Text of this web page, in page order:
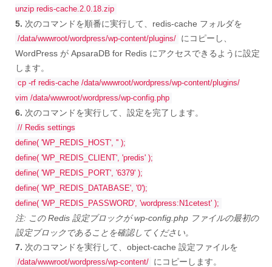
unzip redis-cache.2.0.18.zip
5. 次のコマンドを順番に実行して、redis-cache フォルダを
/data/wwwroot/wordpress/wp-content/plugins/
にコピーし、
WordPress が ApsaraDB for Redis にアクセスできるように設定
します。
cp -rf redis-cache /data/wwwroot/wordpress/wp-content/plugins/
vim /data/wwwroot/wordpress/wp-config.php
6. 次のコマンドを実行して、設定を完了します。
// Redis settings
define( 'WP_REDIS_HOST', '' );
define( 'WP_REDIS_CLIENT', 'predis' );
define( 'WP_REDIS_PORT', '6379' );
define( 'WP_REDIS_DATABASE', '0');
define( 'WP_REDIS_PASSWORD', 'wordpress:N1cetest' );
注: この Redis 設定ブロックが wp-config.php ファイルの最初の
設定ブロックであることを確認してください。
7. 次のコマンドを実行して、object-cache 設定ファイルを
/data/wwwroot/wordpress/wp-content/ にコピーします。